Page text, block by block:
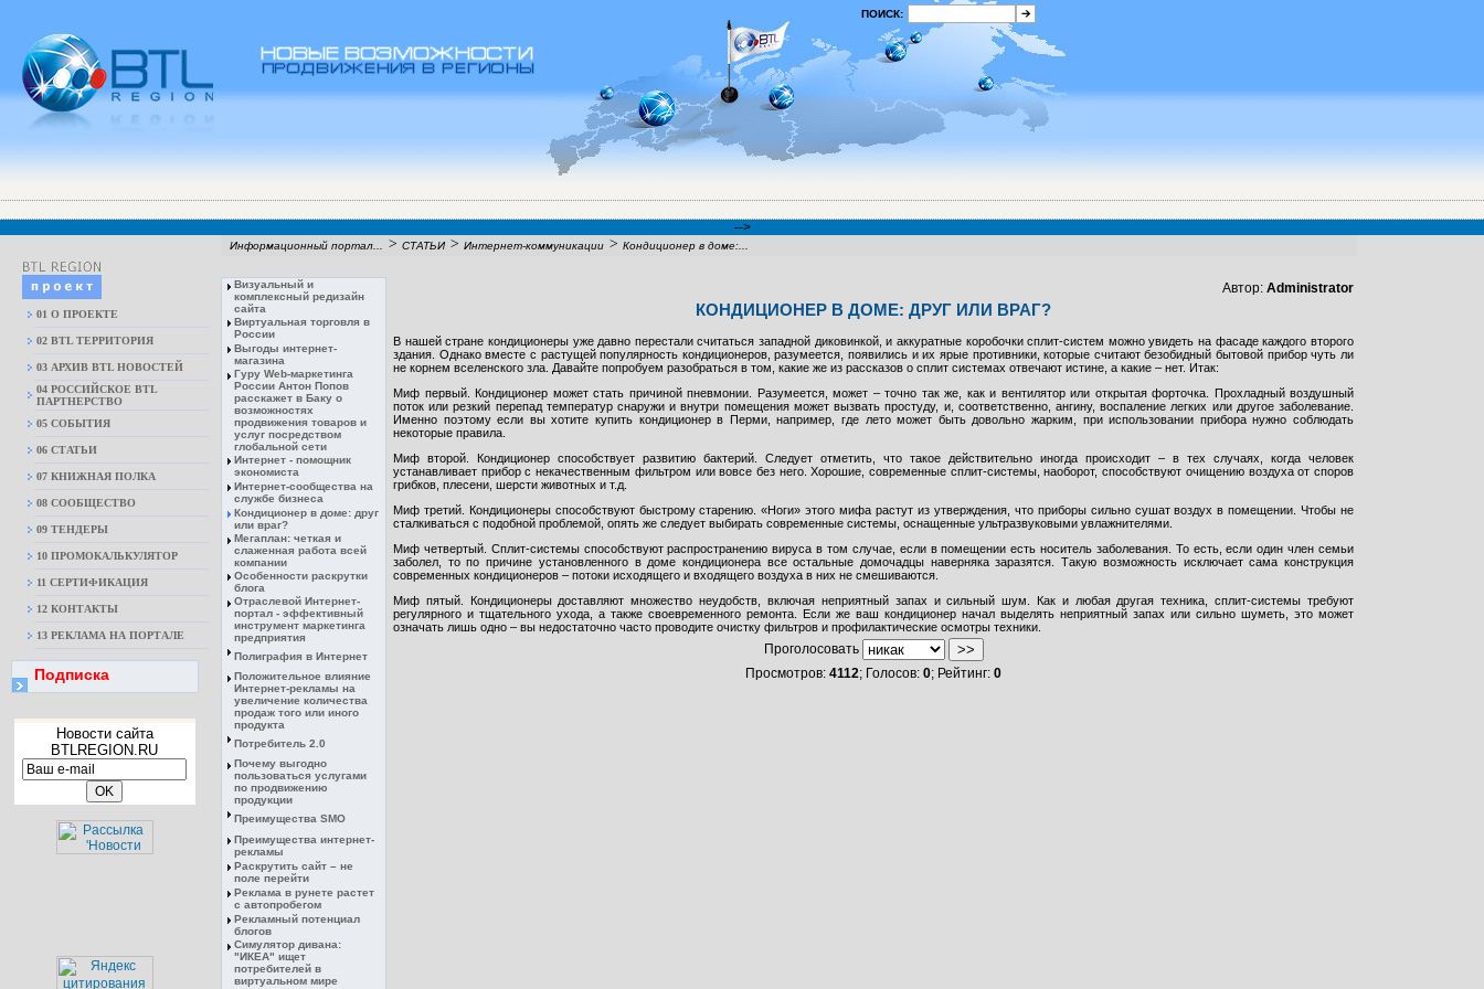
ПОИСК:
-->
Информационный портал... > СТАТЬИ > Интернет-коммуникации > Кондиционер в доме:...
01 О ПРОЕКТЕ
02 BTL ТЕРРИТОРИЯ
03 АРХИВ BTL НОВОСТЕЙ
04 РОССИЙСКОЕ BTL
ПАРТНЕРСТВО
05 СОБЫТИЯ
06 СТАТЬИ
07 КНИЖНАЯ ПОЛКА
08 CООБЩЕСТВО
09 ТЕНДЕРЫ
10 ПРОМОКАЛЬКУЛЯТОР
11 СЕРТИФИКАЦИЯ
12 КОНТАКТЫ
13 РЕКЛАМА НА ПОРТАЛЕ
Подписка
Новости сайта
BTLREGION.RU
Визуальный и
комплексный редизайн
сайта
Виртуальная торговля в
России
Выгоды интернет-
магазина
Гуру Web-маркетинга
России Антон Попов
расскажет в Баку о
возможностях
продвижения товаров и
услуг посредством
глобальной сети
Интернет - помощник
экономиста
Интернет-сообщества на
службе бизнеса
Кондиционер в доме: друг
или враг?
Мегаплан: четкая и
слаженная работа всей
компании
Особенности раскрутки
блога
Отраслевой Интернет-
портал - эффективный
инструмент маркетинга
предприятия
Полиграфия в Интернет
Положительное влияние
Интернет-рекламы на
увеличение количества
продаж того или иного
продукта
Потребитель 2.0
Почему выгодно
пользоваться услугами
по продвижению
продукции
Преимущества SMO
Преимущества интернет-
рекламы
Раскрутить сайт – не
поле перейти
Реклама в рунете растет
с автопробегом
Рекламный потенциал
блогов
Симулятор дивана:
"ИКЕА" ищет
потребителей в
виртуальном мире
Автор: Administrator
КОНДИЦИОНЕР В ДОМЕ: ДРУГ ИЛИ ВРАГ?
В нашей стране кондиционеры уже давно перестали считаться западной диковинкой, и аккуратные коробочки сплит-систем можно увидеть на фасаде каждого второго
здания. Однако вместе с растущей популярность кондиционеров, разумеется, появились и их ярые противники, которые считают безобидный бытовой прибор чуть ли
не корнем вселенского зла. Давайте попробуем разобраться в том, какие же из рассказов о сплит системах отвечают истине, а какие – нет. Итак:
Миф первый. Кондиционер может стать причиной пневмонии. Разумеется, может – точно так же, как и вентилятор или открытая форточка. Прохладный воздушный
поток или резкий перепад температур снаружи и внутри помещения может вызвать простуду, и, соответственно, ангину, воспаление легких или другое заболевание.
Именно поэтому если вы хотите купить кондиционер в Перми, например, где лето может быть довольно жарким, при использовании прибора нужно соблюдать
некоторые правила.
Миф второй. Кондиционер способствует развитию бактерий. Следует отметить, что такое действительно иногда происходит – в тех случаях, когда человек
устанавливает прибор с некачественным фильтром или вовсе без него. Хорошие, современные сплит-системы, наоборот, способствуют очищению воздуха от споров
грибков, плесени, шерсти животных и т.д.
Миф третий. Кондиционеры способствуют быстрому старению. «Ноги» этого мифа растут из утверждения, что приборы сильно сушат воздух в помещении. Чтобы не
сталкиваться с подобной проблемой, опять же следует выбирать современные системы, оснащенные ультразвуковыми увлажнителями.
Миф четвертый. Сплит-системы способствуют распространению вируса в том случае, если в помещении есть носитель заболевания. То есть, если один член семьи
заболел, то по причине установленного в доме кондиционера все остальные домочадцы наверняка заразятся. Такую возможность исключает сама конструкция
современных кондиционеров – потоки исходящего и входящего воздуха в них не смешиваются.
Миф пятый. Кондиционеры доставляют множество неудобств, включая неприятный запах и сильный шум. Как и любая другая техника, сплит-системы требуют
регулярного и тщательного ухода, а также своевременного ремонта. Если же ваш кондиционер начал выделять неприятный запах или сильно шуметь, это может
означать лишь одно – вы недостаточно часто проводите очистку фильтров и профилактические осмотры техники.
Проголосовать
Просмотров: 4112; Голосов: 0; Рейтинг: 0